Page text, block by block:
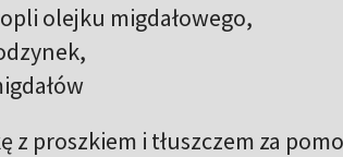
olejku migdałowego,
z proszkiem i tłuszczem za